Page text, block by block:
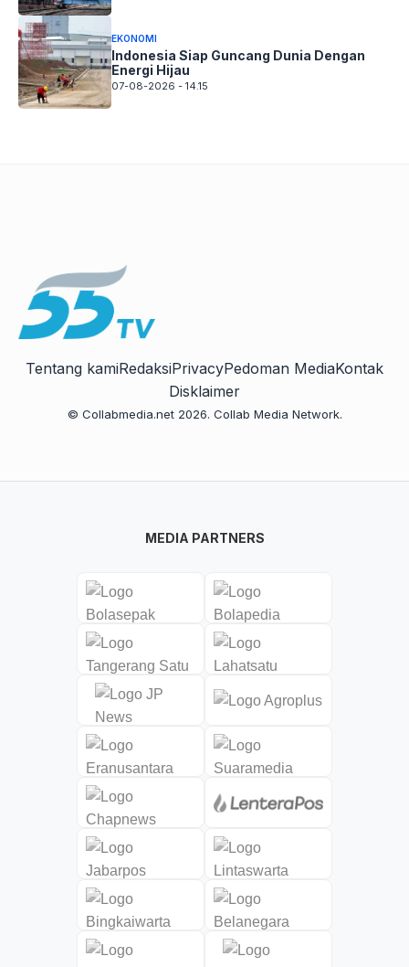
EKONOMI
Indonesia Siap Guncang Dunia Dengan
Energi Hijau
07-08-2026 - 14.15
Tentang kamiRedaksiPrivacyPedoman MediaKontak
Disklaimer
© Collabmedia.net 2026. Collab Media Network.
MEDIA PARTNERS